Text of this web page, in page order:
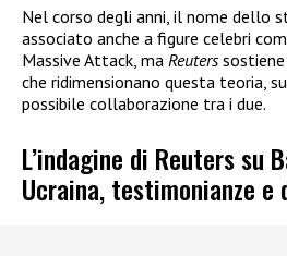
Nel corso degli anni, il nome dello
associato anche a figure celebri
Massive Attack, ma Reuters
che ridimensionano questa teoria,
possibile collaborazione tra i due.
L’indagine di Reuters su
Ucraina, testimonianze e